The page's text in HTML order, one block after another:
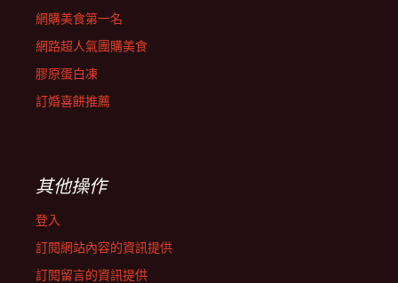
網購美食第一名
網路超人氣團購美食
膠原蛋白凍
訂婚喜餅推薦
其他操作
登入
訂閱網站內容的資訊提供
訂閱留言的資訊提供